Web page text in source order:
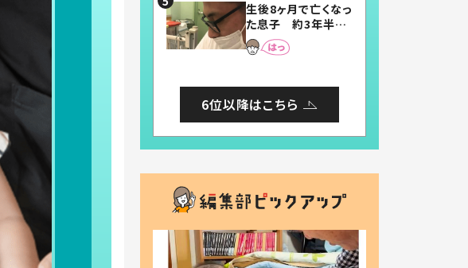
まらない」「幸せにな
れる」
生後8ヶ月で亡くなっ
た息子 約3年半
後、当時の妻の日記
に書いてあった本音
6位以降はこちら